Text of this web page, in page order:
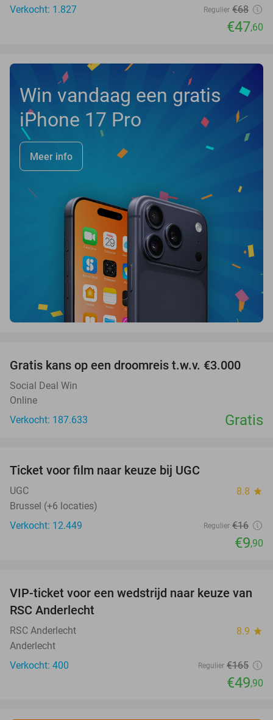
Verkocht: 1.827
Regulier €68
€47,60
Win vandaag een gratis
iPhone 17 Pro
Meer info
Gratis kans op een droomreis t.w.v. €3.000
Social Deal Win
Online
Verkocht: 187.633
Gratis
Ticket voor film naar keuze bij UGC
UGC 8.8 star
Brussel (+6 locaties)
Verkocht: 12.449
Regulier €16
€9,90
70%
OUT
VIP-ticket voor een wedstrijd naar keuze van
RSC Anderlecht
RSC Anderlecht 8.9 star
Anderlecht
Verkocht: 400
Regulier €165
€49,90